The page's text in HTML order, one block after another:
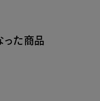
った商品